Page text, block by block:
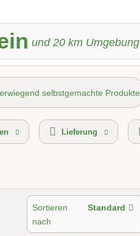
und 20 km Umgebung
selbstgemachte Produkte
Lieferservice
Lieferung
Sortieren
nach
Standard